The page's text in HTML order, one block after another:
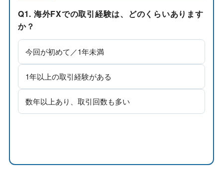
Q1. 海外FXでの取引経験は、どのくらいあります
か？
今回が初めて／1年未満
1年以上の取引経験がある
数年以上あり、取引回数も多い